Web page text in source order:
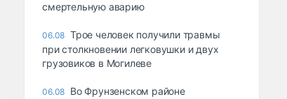
смертельную аварию
06.08 Трое человек получили травмы
при столкновении легковушки и двух
грузовиков в Могилеве
06.08 Во Фрунзенском районе